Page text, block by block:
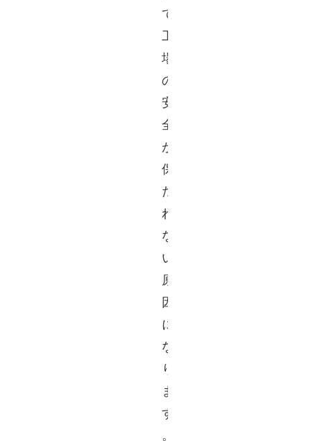
て
工
場
の
安
全
が
保
た
れ
な
い
原
因
に
な
り
ま
す
。